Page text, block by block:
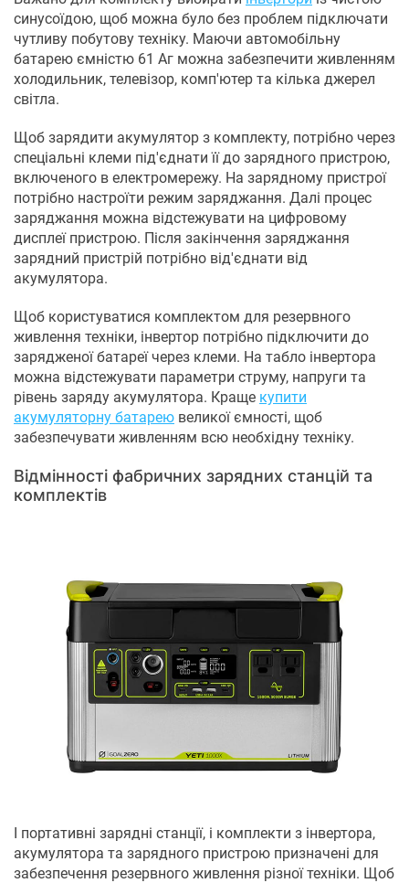
синусоїдою, щоб можна було без проблем підключати
чутливу побутову техніку. Маючи автомобільну
батарею ємністю 61 Аг можна забезпечити живленням
холодильник, телевізор, комп'ютер та кілька джерел
світла.
Щоб зарядити акумулятор з комплекту, потрібно через
спеціальні клеми під'єднати її до зарядного пристрою,
включеного в електромережу. На зарядному пристрої
потрібно настроїти режим заряджання. Далі процес
заряджання можна відстежувати на цифровому
дисплеї пристрою. Після закінчення заряджання
зарядний пристрій потрібно від'єднати від
акумулятора.
Щоб користуватися комплектом для резервного
живлення техніки, інвертор потрібно підключити до
зарядженої батареї через клеми. На табло інвертора
можна відстежувати параметри струму, напруги та
рівень заряду акумулятора. Краще купити
акумуляторну батарею великої ємності, щоб
забезпечувати живленням всю необхідну техніку.
Відмінності фабричних зарядних станцій та
комплектів
І портативні зарядні станції, і комплекти з інвертора,
акумулятора та зарядного пристрою призначені для
забезпечення резервного живлення різної техніки. Щоб